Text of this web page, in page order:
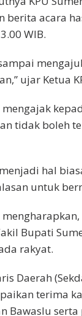
berita acara
WIB.
ujar Ketua
tidak boleh
hal
untuk
Bupati
rakyat.
Daerah
terima
Bawaslu